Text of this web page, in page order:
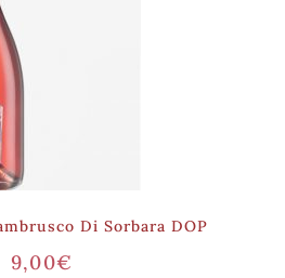
Di Sorbara DOP
9,00€